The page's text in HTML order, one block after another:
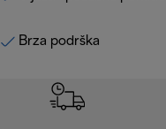
Brza podrška